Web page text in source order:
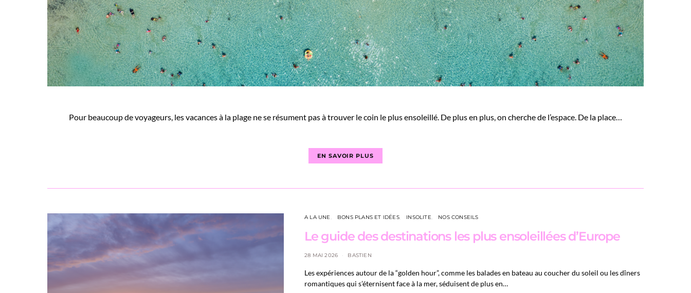
Pour beaucoup de voyageurs, les vacances à la plage ne se résument pas à trouver le coin le plus ensoleillé. De plus en plus, on cherche de l’espace. De la place…
EN SAVOIR PLUS
A LA UNE BONS PLANS ET IDÉES INSOLITE NOS CONSEILS
Le guide des destinations les plus ensoleillées d’Europe
28 MAI 2026 BASTIEN
Les expériences autour de la “golden hour”, comme les balades en bateau au coucher du soleil ou les dîners
romantiques qui s’éternisent face à la mer, séduisent de plus en…